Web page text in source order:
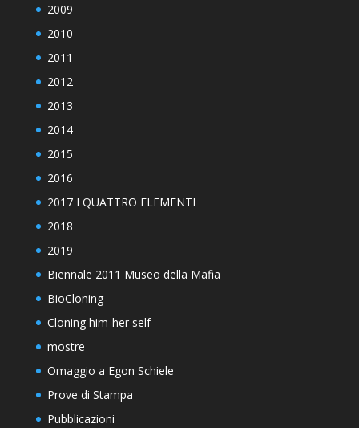
2009
2010
2011
2012
2013
2014
2015
2016
2017 I QUATTRO ELEMENTI
2018
2019
Biennale 2011 Museo della Mafia
BioCloning
Cloning him-her self
mostre
Omaggio a Egon Schiele
Prove di Stampa
Pubblicazioni